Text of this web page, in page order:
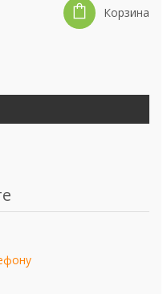
Корзина